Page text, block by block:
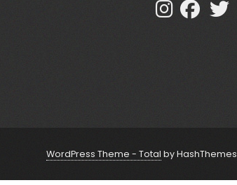
WordPress Theme - Total by HashThemes